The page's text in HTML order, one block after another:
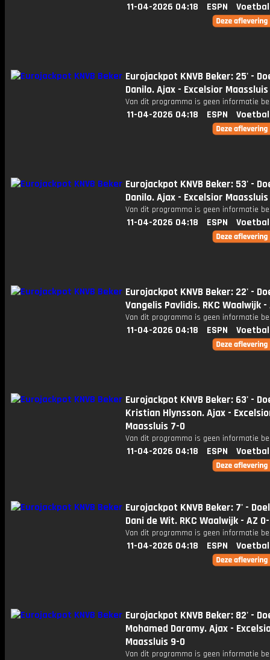
11-04-2026 04:18 ESPN
Eurojackpot KNVB Beker: 25' -
Danilo. Ajax - Excelsior
Van dit programma is geen informatie
11-04-2026 04:18 ESPN
Eurojackpot KNVB Beker: 53' -
Danilo. Ajax - Excelsior
Van dit programma is geen informatie
11-04-2026 04:18 ESPN
Eurojackpot KNVB Beker: 22' -
Vangelis Pavlidis. RKC Waalwijk -
Van dit programma is geen informatie
11-04-2026 04:18 ESPN
Eurojackpot KNVB Beker: 63' -
Kristian Hlynsson. Ajax -
Maassluis 7-0
Van dit programma is geen informatie
11-04-2026 04:18 ESPN
Eurojackpot KNVB Beker: 7' -
Dani de Wit. RKC Waalwijk - AZ
Van dit programma is geen informatie
11-04-2026 04:18 ESPN
Eurojackpot KNVB Beker: 82' -
Mohamed Daramy. Ajax -
Maassluis 9-0
Van dit programma is geen informatie